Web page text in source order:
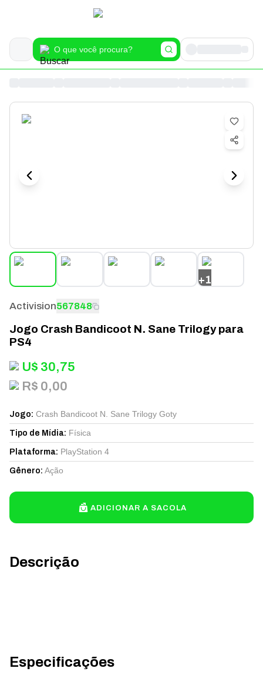
+1
Descrição
Especificações
Activision567848
Jogo Crash Bandicoot N. Sane Trilogy para
PS4
U$ 30,75
R$ 0,00
Jogo: Crash Bandicoot N. Sane Trilogy Goty
Tipo de Mídia: Física
Plataforma: PlayStation 4
Gênero: Ação
ADICIONAR A SACOLA